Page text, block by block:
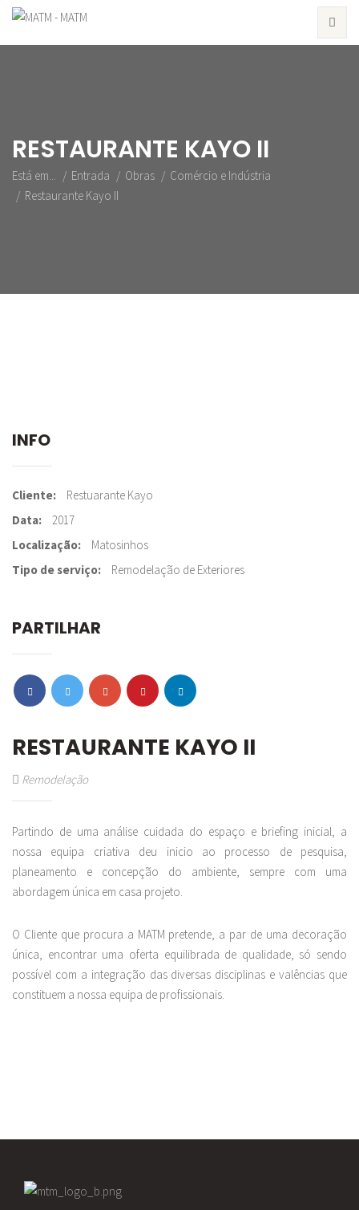
RESTAURANTE KAYO II
Está em... Entrada Obras
Comércio e Indústria
Restaurante Kayo II
INFO
Cliente
Restuarante Kayo
Data
2017
Localização
Matosinhos
Tipo de serviço
Remodelação de Exteriores
PARTILHAR
RESTAURANTE KAYO II
Remodelação
Partindo de uma análise cuidada do espaço e briefing inicial, a
nossa equipa criativa deu inicio ao processo de pesquisa,
planeamento e concepção do ambiente, sempre com uma
abordagem única em casa projeto.
O Cliente que procura a MATM pretende, a par de uma decoração
única, encontrar uma oferta equilibrada de qualidade, só sendo
possível com a integração das diversas disciplinas e valências que
constituem a nossa equipa de profissionais.